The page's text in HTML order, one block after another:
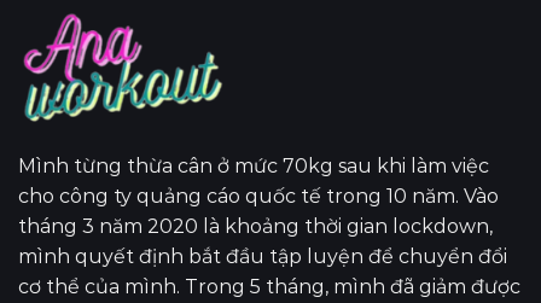
Mình từng thừa cân ở mức 70kg sau khi làm việc
cho công ty quảng cáo quốc tế trong 10 năm. Vào
tháng 3 năm 2020 là khoảng thời gian lockdown,
mình quyết định bắt đầu tập luyện để chuyển đổi
cơ thể của mình. Trong 5 tháng, mình đã giảm được